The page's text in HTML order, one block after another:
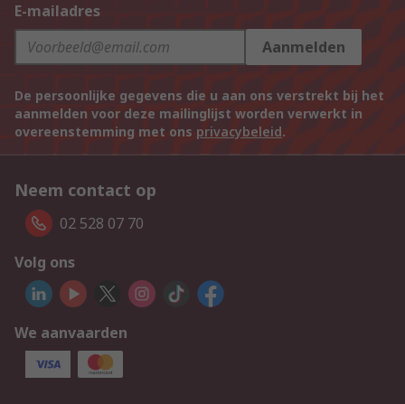
E-mailadres
Aanmelden
De persoonlijke gegevens die u aan ons verstrekt bij het
aanmelden voor deze mailinglijst worden verwerkt in
overeenstemming met ons privacybeleid.
Neem contact op
02 528 07 70
Volg ons
We aanvaarden